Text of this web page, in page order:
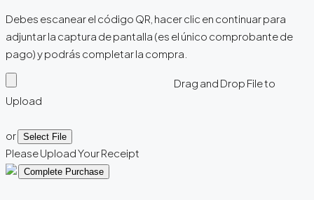
Debes escanear el código QR, hacer clic en continuar para
adjuntar la captura de pantalla (es el único comprobante de
pago) y podrás completar la compra.
Drag and Drop File to
Upload
or Select File
Please Upload Your Receipt